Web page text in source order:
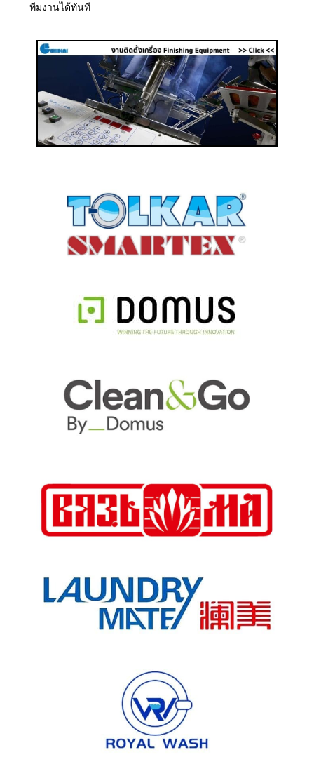
ทีมงานได้ทันที